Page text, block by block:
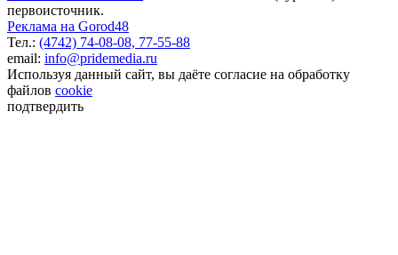
первоисточник.
Реклама на Gorod48
Тел.: (4742) 74-08-08, 77-55-88
email: info@pridemedia.ru
Используя данный сайт, вы даёте согласие на обработку
файлов cookie
подтвердить